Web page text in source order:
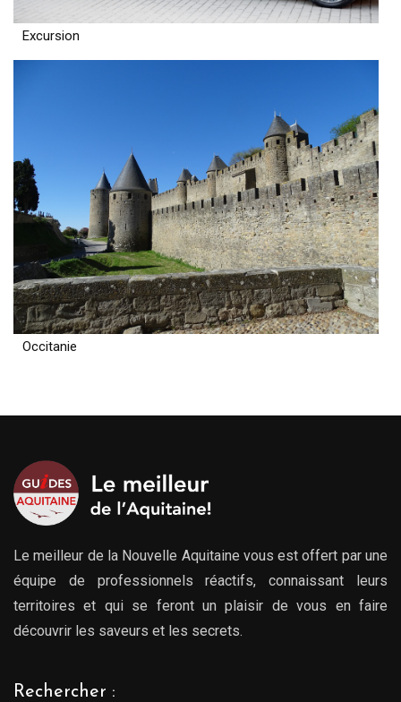
Excursion
Occitanie
Le meilleur de la Nouvelle Aquitaine vous est offert par une
équipe de professionnels réactifs, connaissant leurs
territoires et qui se feront un plaisir de vous en faire
découvrir les saveurs et les secrets.
Rechercher :